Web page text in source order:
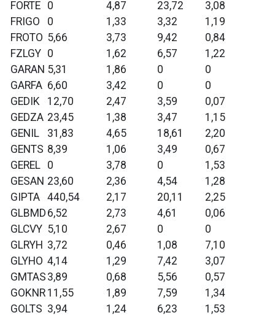
FORTE 0 4,87 23,72
3,08
FRIGO
0 1,33 3,32
1,19
FROTO 5,66 3,73 9,42
0,84
FZLGY 0 1,62 6,57
1,22
GARAN 5,31 1,86 0
0
GARFA 6,60 3,42 0
0
GEDIK
12,70 2,47 3,59
0,07
GEDZA 23,45 1,38 3,47
1,15
GENIL
31,83 4,65 18,61
2,20
GENTS 8,39 1,06 3,49
0,67
GEREL 0 3,78 0
1,53
GESAN 23,60 2,36 4,54
1,28
GIPTA 440,54 2,17 20,11
2,25
GLBMD 6,52 2,73 4,61
0,06
GLCVY 5,10 2,67 0
0
GLRYH 3,72 0,46 1,08
7,10
GLYHO 4,14 1,29 7,42
3,07
GMTAS 3,89 0,68 5,56
0,57
GOKNR 11,55 1,89 7,59
1,34
GOLTS 3,94 1,24 6,23
1,53